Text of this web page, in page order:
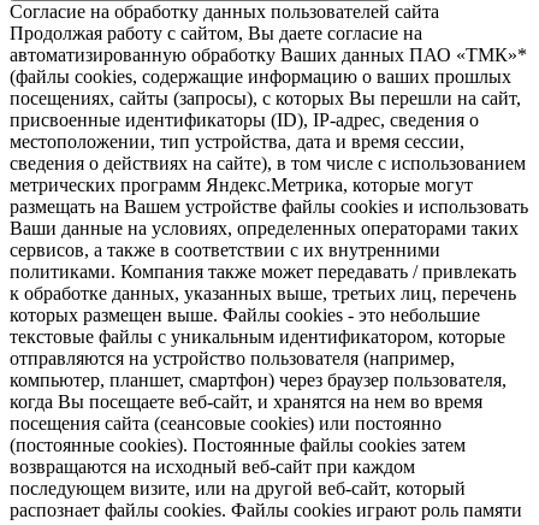
Согласие на обработку данных пользователей сайта
Продолжая работу с сайтом, Вы даете согласие на
автоматизированную обработку Ваших данных ПАО «ТМК»*
(файлы cookies, содержащие информацию о ваших прошлых
посещениях, сайты (запросы), с которых Вы перешли на сайт,
присвоенные идентификаторы (ID), IP-адрес, сведения о
местоположении, тип устройства, дата и время сессии,
сведения о действиях на сайте), в том числе с использованием
метрических программ Яндекс.Метрика, которые могут
размещать на Вашем устройстве файлы cookies и использовать
Ваши данные на условиях, определенных операторами таких
сервисов, а также в соответствии с их внутренними
политиками. Компания также может передавать / привлекать
к обработке данных, указанных выше, третьих лиц, перечень
которых размещен выше. Файлы cookies - это небольшие
текстовые файлы с уникальным идентификатором, которые
отправляются на устройство пользователя (например,
компьютер, планшет, смартфон) через браузер пользователя,
когда Вы посещаете веб-сайт, и хранятся на нем во время
посещения сайта (сеансовые cookies) или постоянно
(постоянные cookies). Постоянные файлы cookies затем
возвращаются на исходный веб-сайт при каждом
последующем визите, или на другой веб-сайт, который
распознает файлы cookies. Файлы cookies играют роль памяти